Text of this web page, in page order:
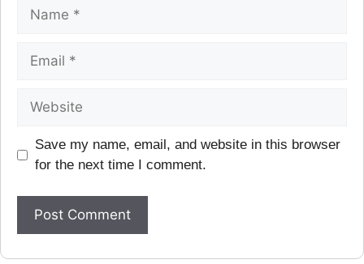
Save my name, email, and website in this browser
for the next time I comment.